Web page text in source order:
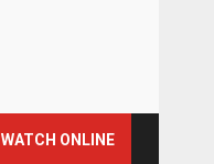
WATCH ONLINE